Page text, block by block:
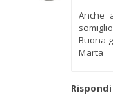
Anche
Buona
Marta
Rispondi